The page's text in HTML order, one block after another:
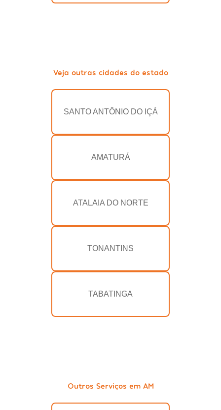
Veja outras cidades do estado
SANTO ANTÔNIO DO IÇÁ
AMATURÁ
ATALAIA DO NORTE
TONANTINS
TABATINGA
Outros Serviços em AM